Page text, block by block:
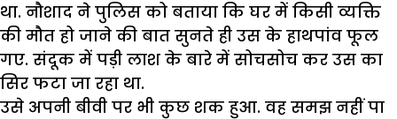
था. नौशाद ने पुलिस को बताया कि घर में किसी व्यक्ति
की मौत हो जाने की बात सुनते ही उस के हाथपांव फूल
गए. संदूक में पड़ी लाश के बारे में सोचसोच कर उस का
सिर फटा जा रहा था.
उसे अपनी बीवी पर भी कुछ शक हुआ. वह समझ नहीं पा